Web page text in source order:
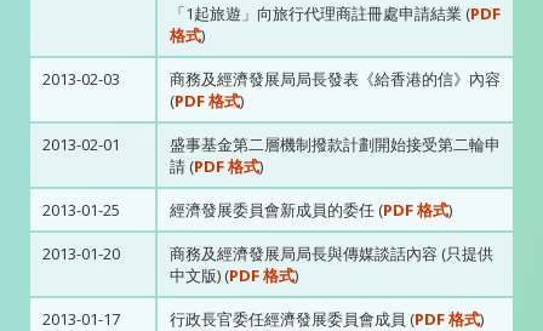
「1起旅遊」向旅行代理商註冊處申請結業 (PDF
格式)
2013-02-03
商務及經濟發展局局長發表《給香港的信》內容
(PDF 格式)
2013-02-01
盛事基金第二層機制撥款計劃開始接受第二輪申
請 (PDF 格式)
2013-01-25
經濟發展委員會新成員的委任 (PDF 格式)
2013-01-20
商務及經濟發展局局長與傳媒談話內容 (只提供
中文版) (PDF 格式)
2013-01-17
行政長官委任經濟發展委員會成員 (PDF 格式)